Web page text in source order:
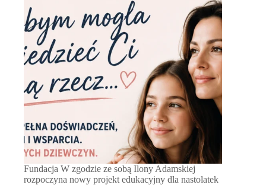
Fundacja W zgodzie ze sobą Ilony Adamskiej
rozpoczyna nowy projekt edukacyjny dla nastolatek